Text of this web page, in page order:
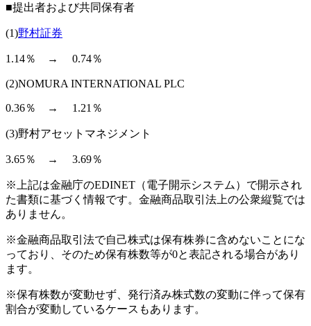
■提出者および共同保有者
(1)野村証券
1.14％ → 0.74％
(2)NOMURA INTERNATIONAL PLC
0.36％ → 1.21％
(3)野村アセットマネジメント
3.65％ → 3.69％
※上記は金融庁のEDINET（電子開示システム）で開示され
た書類に基づく情報です。金融商品取引法上の公衆縦覧では
ありません。
※金融商品取引法で自己株式は保有株券に含めないことにな
っており、そのため保有株数等が0と表記される場合があり
ます。
※保有株数が変動せず、発行済み株式数の変動に伴って保有
割合が変動しているケースもあります。